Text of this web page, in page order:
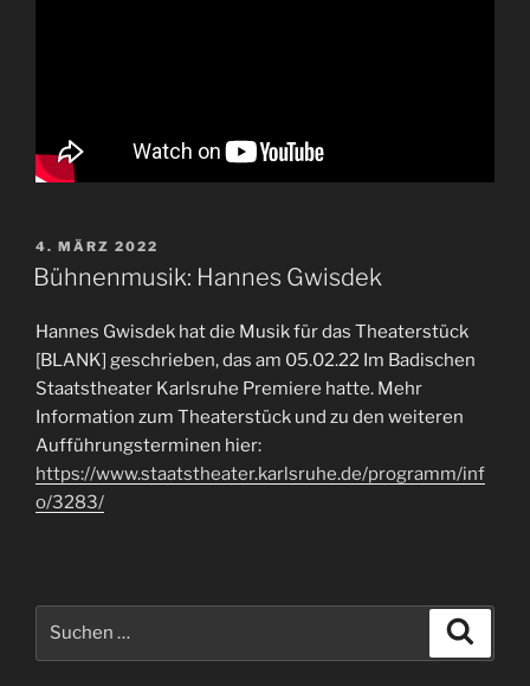
VERÖFFENTLICHT
AM
4. MÄRZ 2022
Bühnenmusik: Hannes Gwisdek
Hannes Gwisdek hat die Musik für das Theaterstück
[BLANK] geschrieben, das am 05.02.22 Im Badischen
Staatstheater Karlsruhe Premiere hatte. Mehr
Information zum Theaterstück und zu den weiteren
Aufführungsterminen hier:
https://www.staatstheater.karlsruhe.de/programm/inf
o/3283/